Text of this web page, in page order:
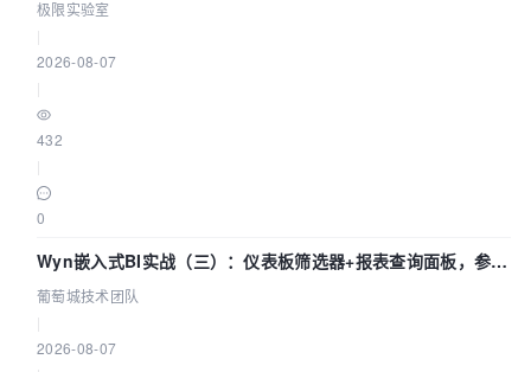
极限实验室
2026-08-07
432
0
Wyn嵌入式BI实战（三）：仪表板筛选器+报表查询面板，参数
联动全闭环
葡萄城技术团队
2026-08-07